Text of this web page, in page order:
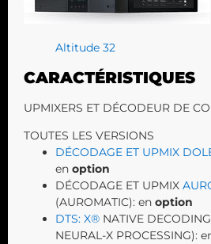
Altitude 32
CARACTÉRISTIQUES
UPMIXERS ET DÉCODEUR DE
TOUTES LES VERSIONS
DÉCODAGE ET UPMIX
en option
DÉCODAGE ET UPMIX
(AUROMATIC): en option
DTS: X® NATIVE
NEURAL-X PROCESSING):